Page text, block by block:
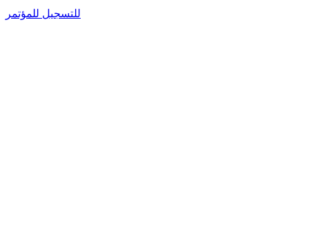
للتسجيل للمؤتمر